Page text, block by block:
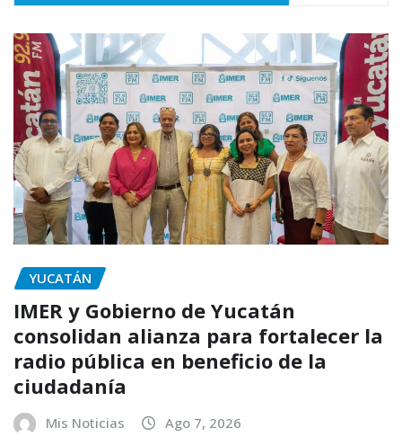
YUCATÁN
IMER y Gobierno de Yucatán
consolidan alianza para fortalecer la
radio pública en beneficio de la
ciudadanía
Mis Noticias Ago 7, 2026